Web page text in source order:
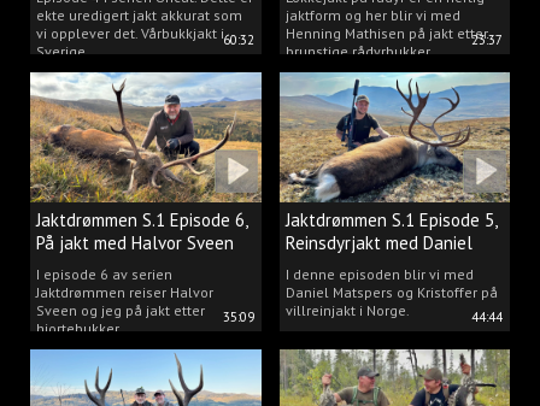
60:32
ekte uredigert jakt akkurat som
vi opplever det. Vårbukkjakt i
Sverige.
23:37
jaktform og her blir vi med
Henning Mathisen på jakt etter
brunstige rådyrbukker.
35:09
Jaktdrømmen S.1 Episode 6,
På jakt med Halvor Sveen
I episode 6 av serien
Jaktdrømmen reiser Halvor
Sveen og jeg på jakt etter
hjortebukker.
44:44
Jaktdrømmen S.1 Episode 5,
Reinsdyrjakt med Daniel
Matspers.
I denne episoden blir vi med
Daniel Matspers og Kristoffer på
villreinjakt i Norge.